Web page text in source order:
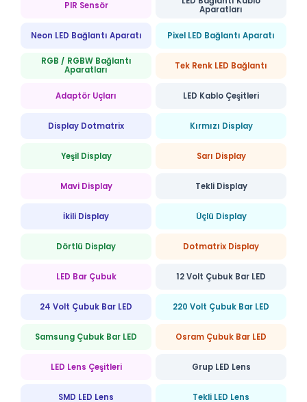
PIR Sensör
Aparatları
Neon LED Bağlantı Aparatı Pixel LED Bağlantı Aparatı
RGB / RGBW Bağlantı
Aparatları
Tek Renk LED Bağlantı
Adaptör Uçları LED Kablo Çeşitleri
Display Dotmatrix Kırmızı Display
Yeşil Display Sarı Display
Mavi Display Tekli Display
İkili Display Üçlü Display
Dörtlü Display Dotmatrix Display
LED Bar Çubuk 12 Volt Çubuk Bar LED
24 Volt Çubuk Bar LED 220 Volt Çubuk Bar LED
Samsung Çubuk Bar LED Osram Çubuk Bar LED
LED Lens Çeşitleri Grup LED Lens
SMD LED Lens Tekli LED Lens